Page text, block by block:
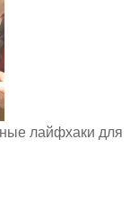
лайфхаки для